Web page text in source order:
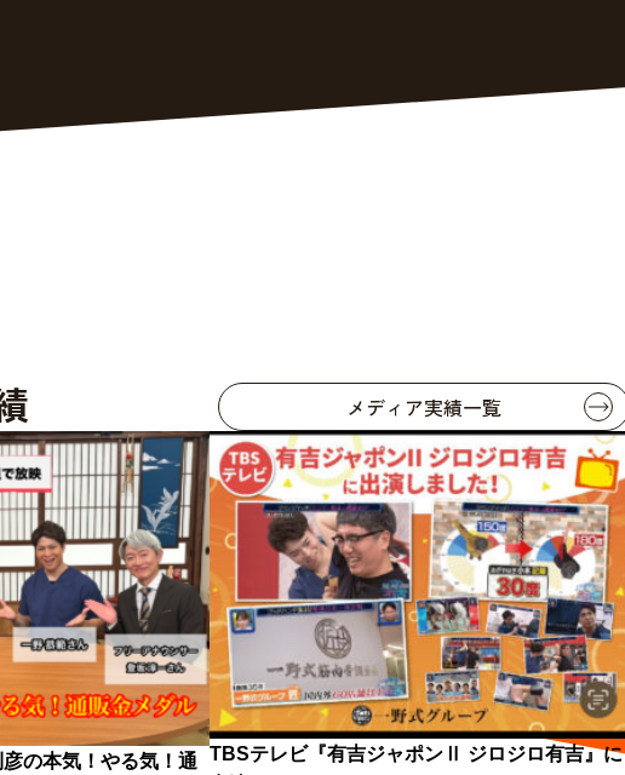
メディア実績一覧
の本気！やる気！通
TBSテレビ『有吉ジャポンⅡ ジロジロ有吉』に